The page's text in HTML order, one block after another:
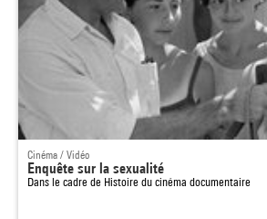
Cinéma / Vidéo
Enquête sur la sexualité
Dans le cadre de Histoire du cinéma documentaire